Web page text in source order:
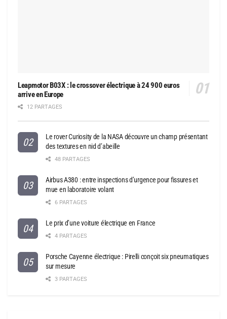
Leapmotor B03X : le crossover électrique à 24 900 euros
arrive en Europe
12 PARTAGES
Le rover Curiosity de la NASA découvre un champ présentant
des textures en nid d’abeille
48 PARTAGES
Airbus A380 : entre inspections d’urgence pour fissures et
mue en laboratoire volant
6 PARTAGES
Le prix d’une voiture électrique en France
4 PARTAGES
Porsche Cayenne électrique : Pirelli conçoit six pneumatiques
sur mesure
3 PARTAGES